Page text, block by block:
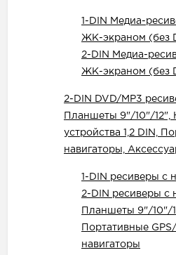
1-DIN Медиа-
ЖК-экраном (без
2-DIN Медиа-
ЖК-экраном (без
2-DIN DVD/MP3
Планшеты 9"/10"/12",
устройства 1,2 DIN,
навигаторы,
1-DIN ресиверы с
2-DIN ресиверы с
Планшеты 9"/10"/
Портативные
навигаторы